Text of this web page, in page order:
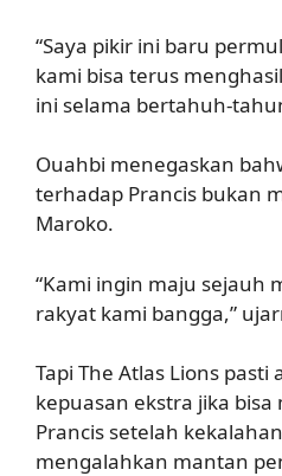
“Saya pikir ini baru
kami bisa terus
ini selama bertahuh-
Ouahbi menegaskan
terhadap Prancis bukan
Maroko.
“Kami ingin maju sejauh
rakyat kami bangga,”
Tapi The Atlas Lions
kepuasan ekstra jika
Prancis setelah
mengalahkan mantan